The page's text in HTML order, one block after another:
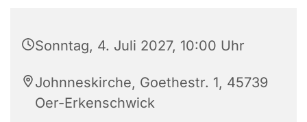
Sonntag, 4. Juli 2027, 10:00 Uhr
Johnneskirche, Goethestr. 1, 45739
Oer-Erkenschwick